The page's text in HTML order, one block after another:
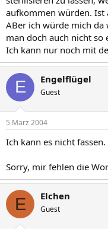
aufkommen würden. Ist
ABer ich würde mich
man doch auch nicht so
Ich kann nur noch mit
E Engelflügel
Guest
5 März 2004
Ich kann es nicht fassen.
Sorry, mir fehlen die
E Elchen
Guest